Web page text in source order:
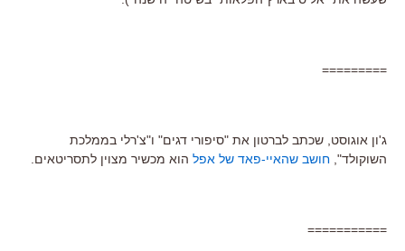
=========
ג'ון אוגוסט, שכתב לברטון את "סיפורי דגים" ו"צ'רלי בממלכת
השוקולד", חושב שהאיי-פאד של אפל הוא מכשיר מצוין לתסריטאים.
===========